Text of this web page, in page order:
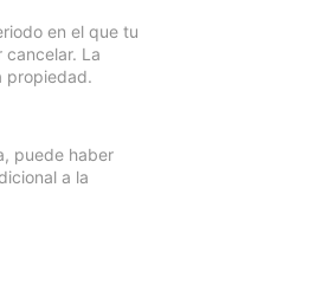
en el que tu
La
propiedad.
puede haber
a la